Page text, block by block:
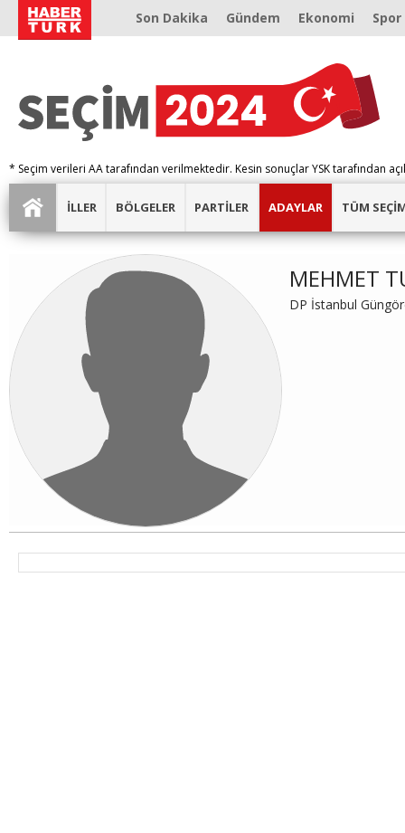
Son Dakika Gündem Ekonomi Spor
* Seçim verileri AA tarafından verilmektedir. Kesin sonuçlar YSK tarafından
İLLER BÖLGELER PARTİLER ADAYLAR TÜM
MEHMET
DP İstanbul